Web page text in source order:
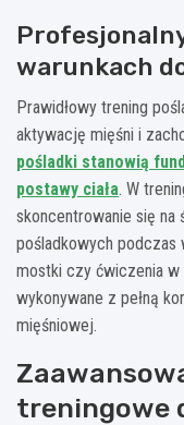
warunkach
Prawidłowy trening
aktywację mięśni i
pośladki stanowią
postawy ciała. W
skoncentrowanie się na
pośladkowych podczas
mostki czy ćwiczenia w
wykonywane z pełną
mięśniowej.
treningowe